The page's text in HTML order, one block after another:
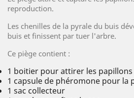
reproduction.
Les chenilles de la pyrale du buis
buis et finissent par tuer l'arbre.
Ce piège contient :
1 boitier pour attirer les papillons
1 capsule de phéromone pour la
1 sac collecteur